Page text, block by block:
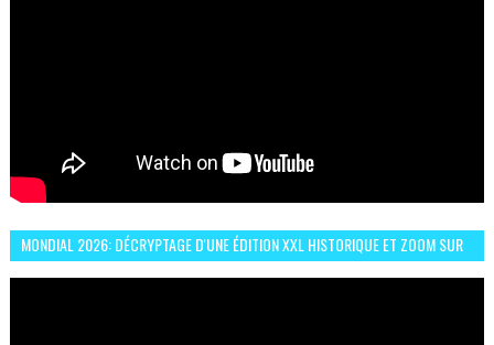
MONDIAL 2026: DÉCRYPTAGE D'UNE ÉDITION XXL HISTORIQUE ET ZOOM SUR